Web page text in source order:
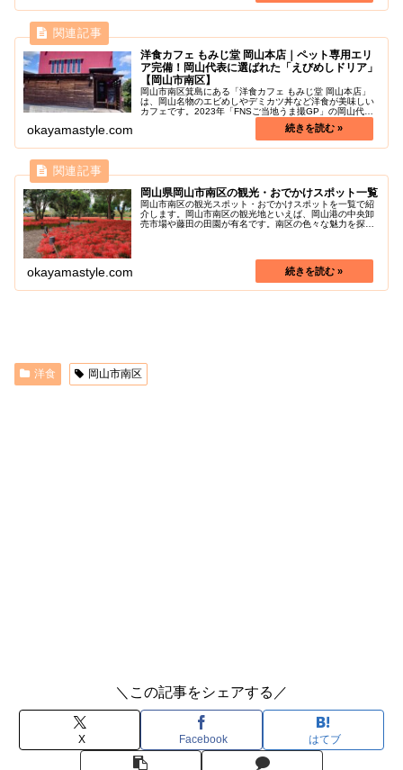
洋食カフェ もみじ堂 岡山本店｜ペット専用エリ
ア完備！岡山代表に選ばれた「えびめしドリア」
【岡山市南区】
岡山市南区箕島にある「洋食カフェ もみじ堂 岡山本店」
は、岡山名物のエビめしやデミカツ丼など洋食が美味しい
カフェです。2023年「FNSご当地うま撮GP」の岡山代表
にここの「えびめしドリア」が選ばれています。朝9時か
okayamastyle.com
岡山県岡山市南区の観光・おでかけスポット一覧
岡山市南区の観光スポット・おでかけスポットを一覧で紹
介します。岡山市南区の観光地といえば、岡山港の中央卸
売市場や藤田の田園が有名です。南区の色々な魅力を探し
okayamastyle.com
洋食 岡山市南区
＼この記事をシェアする／
X Facebook はてブ